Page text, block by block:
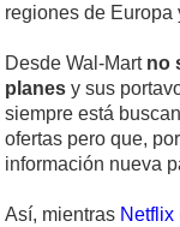
regiones de Europa
Desde Wal-Mart no
planes y sus
siempre está
ofertas pero que,
información nueva
Así, mientras Netflix